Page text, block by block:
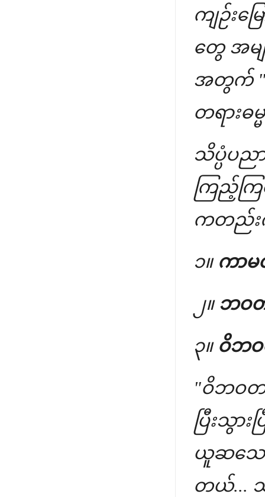
ကျဉ်းမ
တွေ အမ
အတွက် "
တရား
သိပ္ပံပ
ကြည့်ကြ
ကတည်း
၁။ ကာ
၂။ ဘဝ
၃။ ဝိဘ
"ဝိဘဝတ
ပြီးသွာ
ယူဆသော
တယ်...